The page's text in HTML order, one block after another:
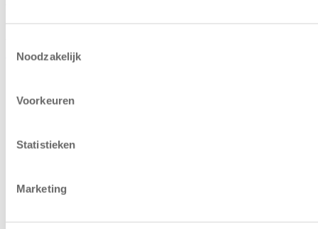
Noodzakelijk
Voorkeuren
Statistieken
Marketing
Copyright © 2025 | Relevator Sverige AB | Kaikki
Ura|Arvioi varastoautomaatio